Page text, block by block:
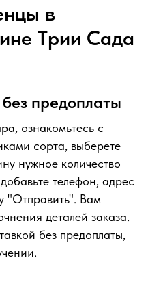
в
Tрии Сада
предоплаты
ознакомьтесь с
сорта, выберете
нужное количество
телефон, адрес
"Отправить". Вам
деталей заказа.
без предоплаты,